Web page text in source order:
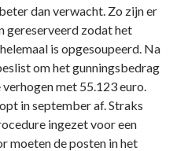
dan verwacht. Zo zijn er
gereserveerd zodat het
is opgesoupeerd. Na
om het gunningsbedrag
verhogen met 55.123 euro.
in september af. Straks
ingezet voor een
moeten de posten in het